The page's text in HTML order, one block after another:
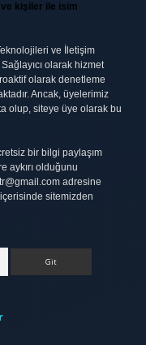
ve kişiler ile isim
ve İletişim
olarak hizmet
olarak denetleme
Ancak, üyelerimiz
olup, siteye üye olarak bu
bir bilgi paylaşım
aykırı olduğunu
adresine
sitemizden